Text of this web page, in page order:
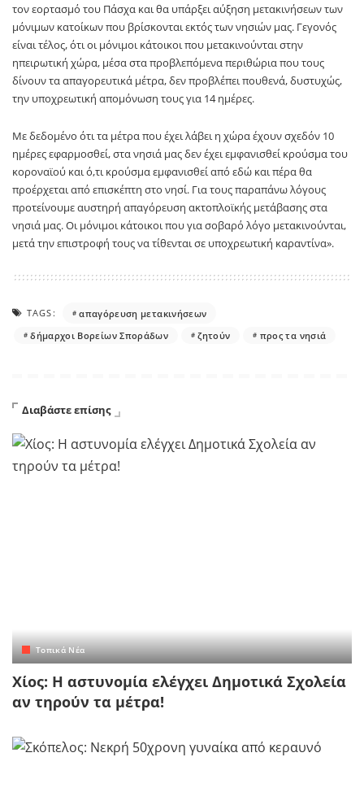
τον εορτασμό του Πάσχα και θα υπάρξει αύξηση μετακινήσεων των
μόνιμων κατοίκων που βρίσκονται εκτός των νησιών μας. Γεγονός
είναι τέλος, ότι οι μόνιμοι κάτοικοι που μετακινούνται στην
ηπειρωτική χώρα, μέσα στα προβλεπόμενα περιθώρια που τους
δίνουν τα απαγορευτικά μέτρα, δεν προβλέπει πουθενά, δυστυχώς,
την υποχρεωτική απομόνωση τους για 14 ημέρες.
Με δεδομένο ότι τα μέτρα που έχει λάβει η χώρα έχουν σχεδόν 10
ημέρες εφαρμοσθεί, στα νησιά μας δεν έχει εμφανισθεί κρούσμα του
κοροναϊού και ό,τι κρούσμα εμφανισθεί από εδώ και πέρα θα
προέρχεται από επισκέπτη στο νησί. Για τους παραπάνω λόγους
προτείνουμε αυστηρή απαγόρευση ακτοπλοϊκής μετάβασης στα
νησιά μας. Οι μόνιμοι κάτοικοι που για σοβαρό λόγο μετακινούνται,
μετά την επιστροφή τους να τίθενται σε υποχρεωτική καραντίνα».
TAGS:
απαγόρευση μετακινήσεων
δήμαρχοι Βορείων Σποράδων
ζητούν προς τα νησιά
Διαβάστε επίσης
Τοπικά Νέα
Χίος: Η αστυνομία ελέγχει Δημοτικά Σχολεία
αν τηρούν τα μέτρα!